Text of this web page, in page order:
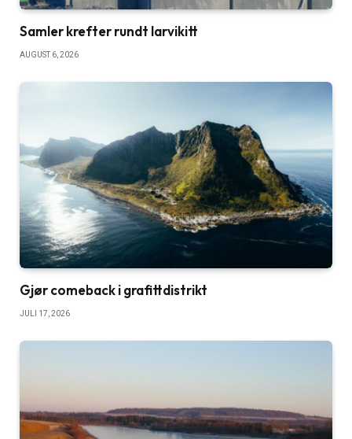
Samler krefter rundt larvikitt
AUGUST 6, 2026
Gjør comeback i grafittdistrikt
JULI 17, 2026